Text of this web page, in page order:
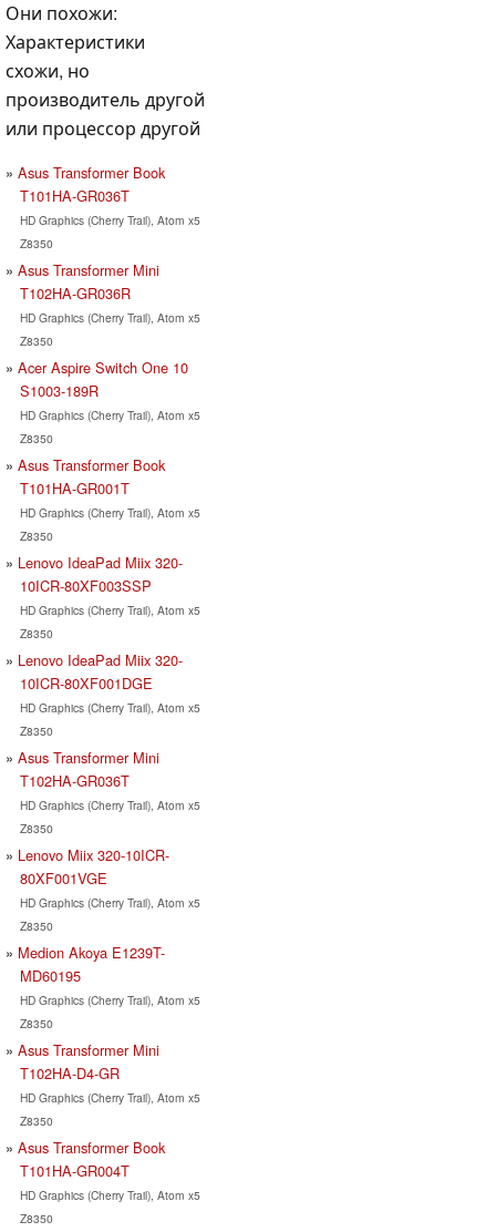
Они похожи:
Характеристики
схожи, но
производитель другой
или процессор другой
Asus Transformer Book
T101HA-GR036T
HD Graphics (Cherry Trail), Atom x5
Z8350
Asus Transformer Mini
T102HA-GR036R
HD Graphics (Cherry Trail), Atom x5
Z8350
Acer Aspire Switch One 10
S1003-189R
HD Graphics (Cherry Trail), Atom x5
Z8350
Asus Transformer Book
T101HA-GR001T
HD Graphics (Cherry Trail), Atom x5
Z8350
Lenovo IdeaPad Miix 320-
10ICR-80XF003SSP
HD Graphics (Cherry Trail), Atom x5
Z8350
Lenovo IdeaPad Miix 320-
10ICR-80XF001DGE
HD Graphics (Cherry Trail), Atom x5
Z8350
Asus Transformer Mini
T102HA-GR036T
HD Graphics (Cherry Trail), Atom x5
Z8350
Lenovo Miix 320-10ICR-
80XF001VGE
HD Graphics (Cherry Trail), Atom x5
Z8350
Medion Akoya E1239T-
MD60195
HD Graphics (Cherry Trail), Atom x5
Z8350
Asus Transformer Mini
T102HA-D4-GR
HD Graphics (Cherry Trail), Atom x5
Z8350
Asus Transformer Book
T101HA-GR004T
HD Graphics (Cherry Trail), Atom x5
Z8350